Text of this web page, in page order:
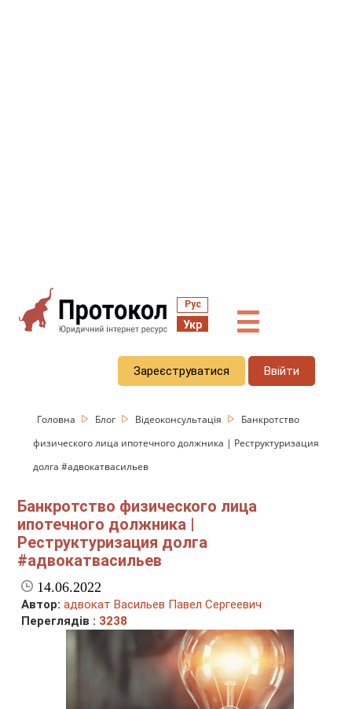
Рус
Укр ☰
Зареєструватися Ввійти
Головна Блог Відеоконсультація
Банкротство
физического лица ипотечного должника | Реструктуризация
долга #адвокатвасильев
Банкротство физического лица
ипотечного должника |
Реструктуризация долга
#адвокатвасильев
14.06.2022
Автор: адвокат Васильев Павел Сергеевич
Переглядів : 3238